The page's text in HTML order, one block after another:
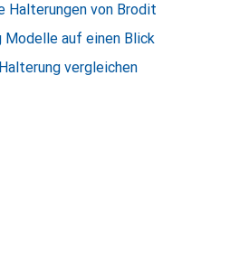
Halterungen von Brodit
Modelle auf einen Blick
vergleichen